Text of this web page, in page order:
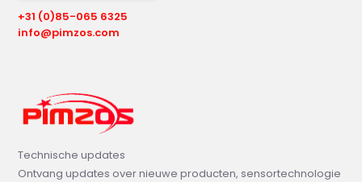
+31 (0)85-065 6325
info@pimzos.com
Technische updates
Ontvang updates over nieuwe producten, sensortechnologie